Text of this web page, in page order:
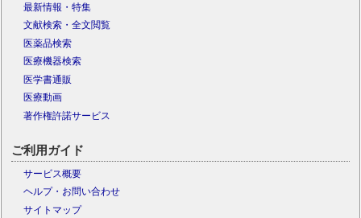
最新情報・特集
文献検索・全文閲覧
医薬品検索
医療機器検索
医学書通販
医療動画
著作権許諾サービス
ご利用ガイド
サービス概要
ヘルプ・お問い合わせ
サイトマップ